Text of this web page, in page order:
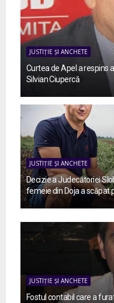
JUSTIȚIE ȘI ANCHETE
Curtea de Apel a respins
Silvian Ciupercă
JUSTIȚIE ȘI ANCHETE
Decizie a Judecătoriei
femeie din Doja a scăpat
JUSTIȚIE ȘI ANCHETE
Fostul contabil care a